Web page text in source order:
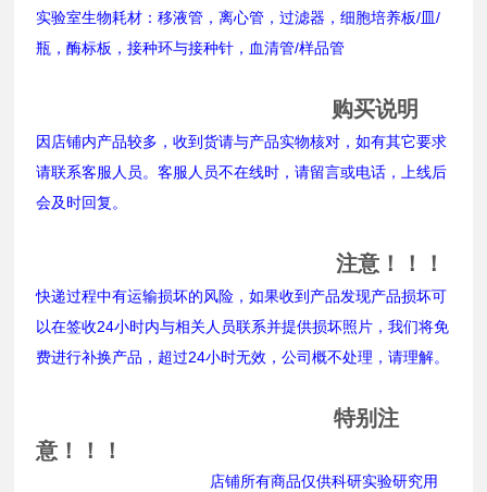
实验室生物耗材：移液管，离心管，过滤器，细胞培养板/皿/
瓶，酶标板，接种环与接种针，血清管/样品管
购买说明
因店铺内产品较多，收到货请与产品实物核对，如有其它要求
请联系客服人员。客服人员不在线时，请留言或电话，上线后
会及时回复。
注意！！！
快递过程中有运输损坏的风险，如果收到产品发现产品损坏可
以在签收24小时内与相关人员联系并提供损坏照片，我们将免
费进行补换产品，超过24小时无效，公司概不处理，请理解。
特别注
意！！！
店铺所有商品仅供科研实验研究用